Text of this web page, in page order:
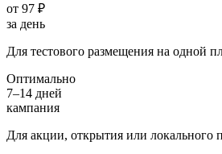
от 97 ₽
за день
Для тестового размещения на одной
Оптимально
7–14 дней
кампания
Для акции, открытия или локального